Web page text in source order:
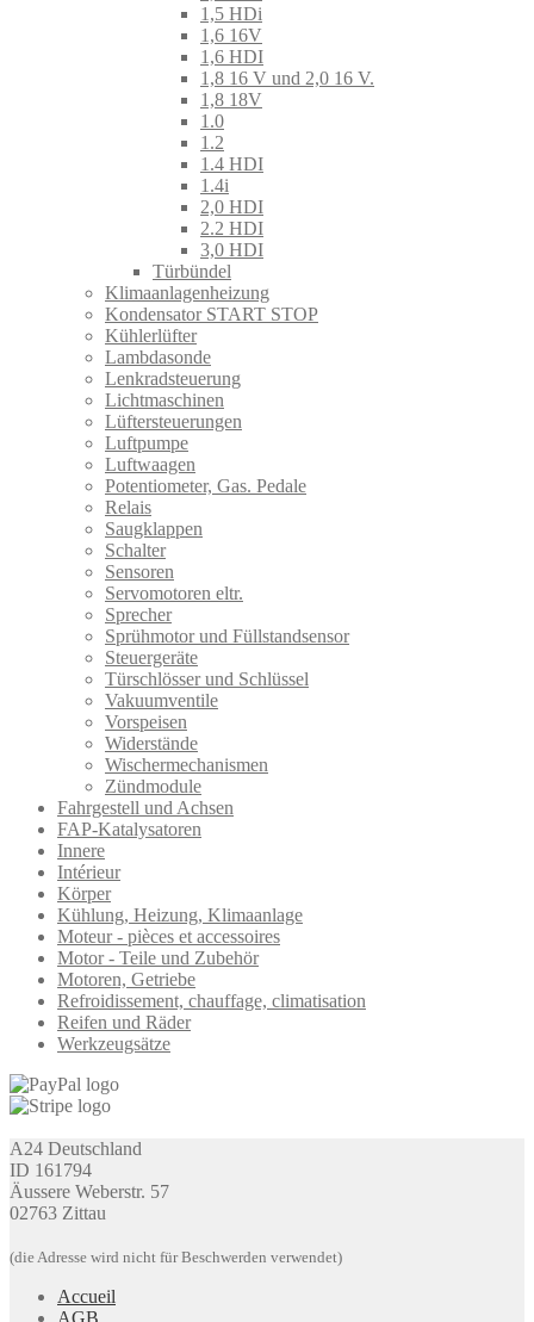
1,5 HDi
1,6 16V
1,6 HDI
1,8 16 V und 2,0 16 V.
1,8 18V
1.0
1.2
1.4 HDI
1.4i
2,0 HDI
2.2 HDI
3,0 HDI
Türbündel
Klimaanlagenheizung
Kondensator START STOP
Kühlerlüfter
Lambdasonde
Lenkradsteuerung
Lichtmaschinen
Lüftersteuerungen
Luftpumpe
Luftwaagen
Potentiometer, Gas. Pedale
Relais
Saugklappen
Schalter
Sensoren
Servomotoren eltr.
Sprecher
Sprühmotor und Füllstandsensor
Steuergeräte
Türschlösser und Schlüssel
Vakuumventile
Vorspeisen
Widerstände
Wischermechanismen
Zündmodule
Fahrgestell und Achsen
FAP-Katalysatoren
Innere
Intérieur
Körper
Kühlung, Heizung, Klimaanlage
Moteur - pièces et accessoires
Motor - Teile und Zubehör
Motoren, Getriebe
Refroidissement, chauffage, climatisation
Reifen und Räder
Werkzeugsätze
A24 Deutschland
ID 161794
Äussere Weberstr. 57
02763 Zittau
(die Adresse wird nicht für Beschwerden verwendet)
Accueil
AGB